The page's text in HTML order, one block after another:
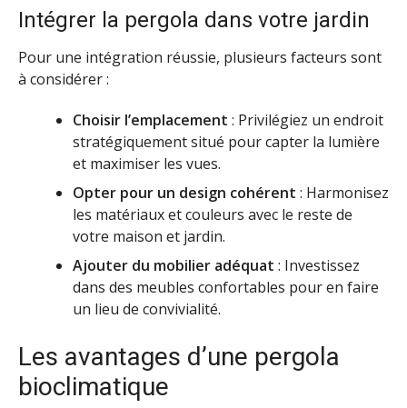
Intégrer la pergola dans votre jardin
Pour une intégration réussie, plusieurs facteurs sont
à considérer :
Choisir l’emplacement : Privilégiez un endroit
stratégiquement situé pour capter la lumière
et maximiser les vues.
Opter pour un design cohérent : Harmonisez
les matériaux et couleurs avec le reste de
votre maison et jardin.
Ajouter du mobilier adéquat : Investissez
dans des meubles confortables pour en faire
un lieu de convivialité.
Les avantages d’une pergola
bioclimatique